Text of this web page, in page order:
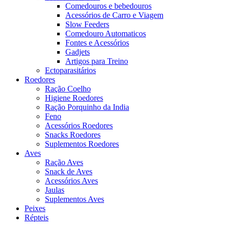
Comedouros e bebedouros
Acessórios de Carro e Viagem
Slow Feeders
Comedouro Automaticos
Fontes e Acessórios
Gadjets
Artigos para Treino
Ectoparasitários
Roedores
Ração Coelho
Higiene Roedores
Ração Porquinho da India
Feno
Acessórios Roedores
Snacks Roedores
Suplementos Roedores
Aves
Ração Aves
Snack de Aves
Acessórios Aves
Jaulas
Suplementos Aves
Peixes
Répteis